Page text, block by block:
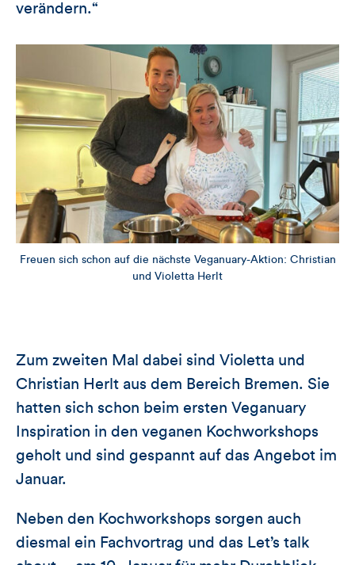
verändern.“
Freuen sich schon auf die nächste Veganuary-Aktion: Christian
und Violetta Herlt
Zum zweiten Mal dabei sind Violetta und
Christian Herlt aus dem Bereich Bremen. Sie
hatten sich schon beim ersten Veganuary
Inspiration in den veganen Kochworkshops
geholt und sind gespannt auf das Angebot im
Januar.
Neben den Kochworkshops sorgen auch
diesmal ein Fachvortrag und das Let’s talk